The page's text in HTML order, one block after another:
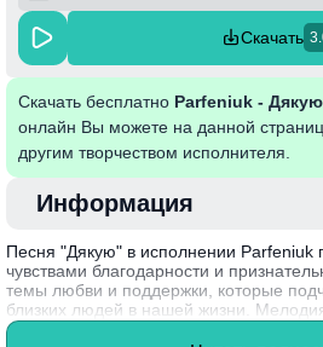
Скачать
Скачать бесплатно Parfeniuk - Дякую
онлайн Вы можете на данной
другим творчеством исполнителя.
Информация
Песня "Дякую" в исполнении Parfeniuk
чувствами благодарности и
темы любви и поддержки, которые
близких людей в нашей жизни.
атмосферу тепла и умиротворения,